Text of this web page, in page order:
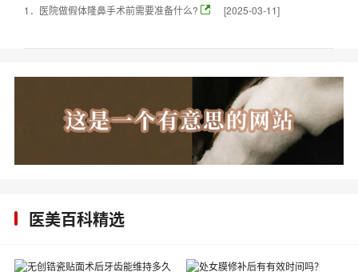
1． 医院做假体隆鼻手术前需要准备什么? [2025-03-11]
医美百科精选